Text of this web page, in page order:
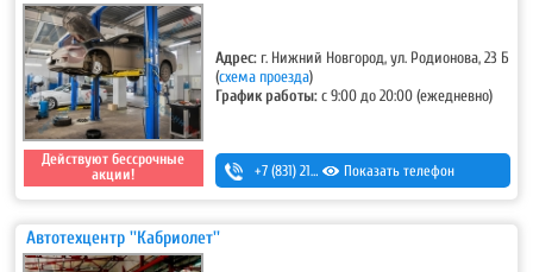
Действуют бессрочные
акции!
Адрес: г. Нижний Новгород, ул. Родионова, 23 Б
(схема проезда)
График работы:с 9:00 до 20:00 (ежедневно)
+7 (831) 213-75-75 (доб. 1) Показать телефон
Автотехцентр ''Кабриолет''